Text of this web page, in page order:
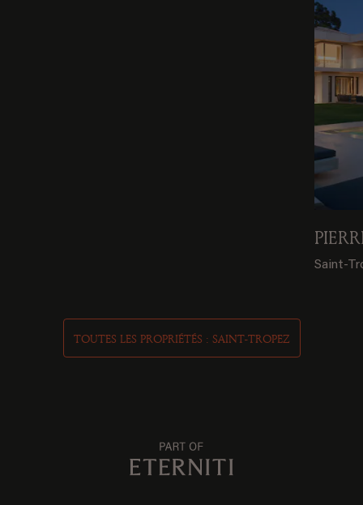
Saint-
TOUTES LES PROPRIÉTÉS : SAINT-TROPEZ